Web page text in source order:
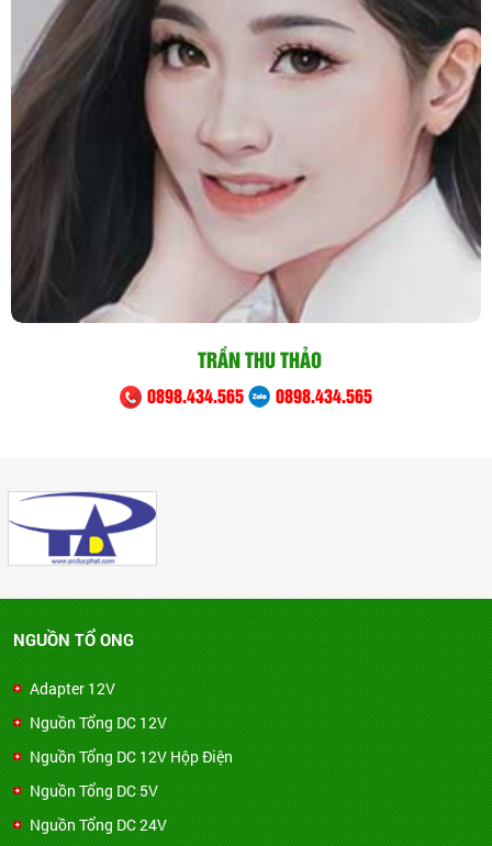
TRẦN THU THẢO
0898.434.565 0898.434.565
NGUỒN TỔ ONG
Adapter 12V
Nguồn Tổng DC 12V
Nguồn Tổng DC 12V Hộp Điện
Nguồn Tổng DC 5V
Nguồn Tổng DC 24V